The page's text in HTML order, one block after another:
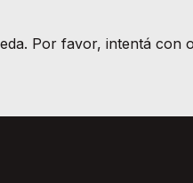
Por favor, intentá con